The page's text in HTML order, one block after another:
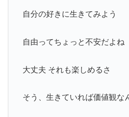
自分の好きに生きてみよう
自由ってちょっと不安だよね
大丈夫 それも楽しめるさ
そう、生きていれば価値観な